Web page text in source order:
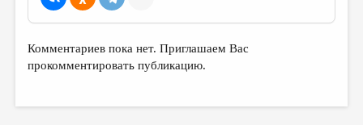
Комментариев пока нет. Приглашаем Вас
прокомментировать публикацию.